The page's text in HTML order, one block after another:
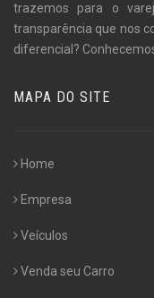
trazemos para o
transparência que nos
diferencial?
MAPA DO SITE
Home
Empresa
Veículos
Venda seu Carro